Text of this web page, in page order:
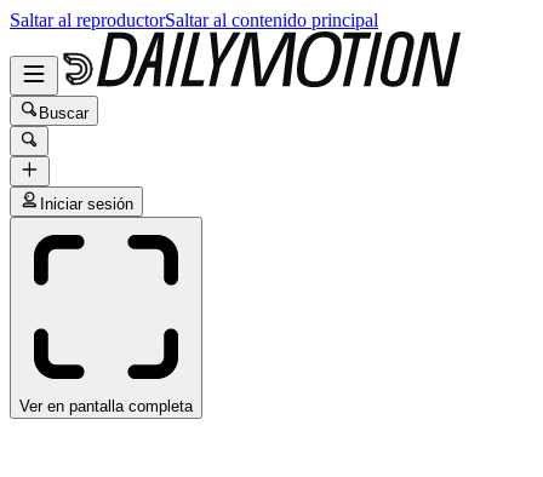
Saltar al reproductorSaltar al contenido principal
Buscar
Iniciar sesión
Ver en pantalla completa